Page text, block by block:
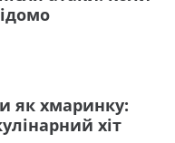
як хмаринку:
хіт